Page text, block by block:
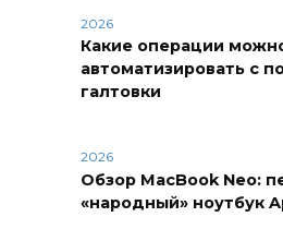
2026
Какие операции
автоматизировать с
галтовки
2026
Обзор MacBook Neo:
«народный» ноутбук